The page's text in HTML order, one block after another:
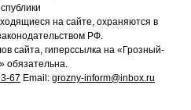
на сайте, охраняются в
РФ.
сайта, гиперссылка на «Грозный-
обязательна.
67 Email: grozny-inform@inbox.ru